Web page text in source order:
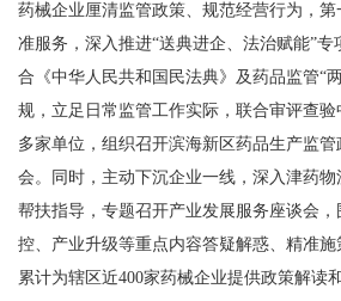
药械企业厘清监管政策、规范经营行为，
准服务，深入推进“送典进企、法治赋能”
合《中华人民共和国民法典》及药品监管“
规，立足日常监管工作实际，联合审评查
多家单位，组织召开滨海新区药品生产监
会。同时，主动下沉企业一线，深入津药
帮扶指导，专题召开产业发展服务座谈会
控、产业升级等重点内容答疑解惑、精准
累计为辖区近400家药械企业提供政策解读